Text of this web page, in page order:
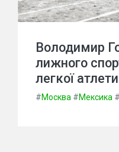
Володимир
лижного
легкої
#Москва #Мексика #